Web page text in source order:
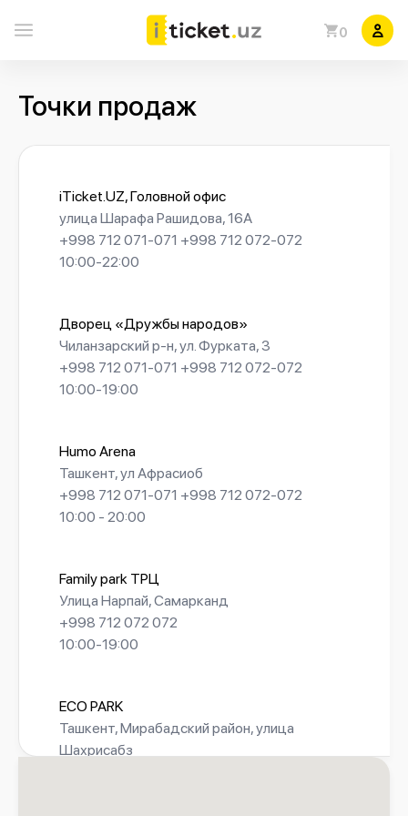
0
Точки продаж
iTicket.UZ, Головной офис
улица Шарафа Рашидова, 16А
+998 712 071-071 +998 712 072-072
10:00-22:00
Дворец «Дружбы народов»
Чиланзарский р-н, ул. Фурката, 3
+998 712 071-071 +998 712 072-072
10:00-19:00
Humo Arena
Ташкент, ул Афрасиоб
+998 712 071-071 +998 712 072-072
10:00 - 20:00
Family park ТРЦ
Улица Нарпай, Самарканд
+998 712 072 072
10:00-19:00
ECO PARK
Ташкент, Мирабадский район, улица
Шахрисабз